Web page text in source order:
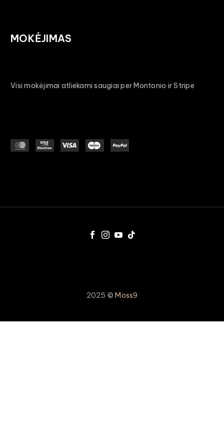
MOKĖJIMAS
Visi mokėjimai atliekami saugiai per Montonio ir Stripe
2025 ©Moss9